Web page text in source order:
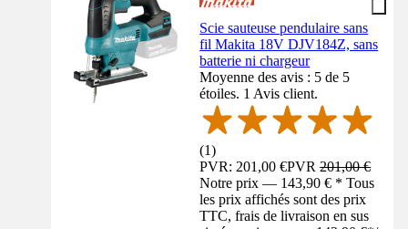
Scie sauteuse pendulaire sans
fil Makita 18V DJV184Z, sans
batterie ni chargeur
Moyenne des avis : 5 de 5
étoiles. 1 Avis client.
(1)
PVR: 201,00 €PVR201,00 €
Notre prix — 143,90 € * Tous
les prix affichés sont des prix
TTC, frais de livraison en sus